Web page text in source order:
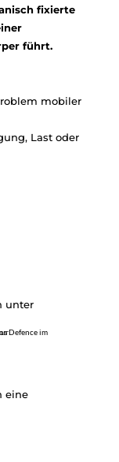
fixierte
führt.
mobiler
Last oder
unter
eine